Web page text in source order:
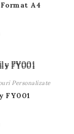
în A4
multe
variații.
Opțiunile
alese
în
pagina
Personalizate
FY001